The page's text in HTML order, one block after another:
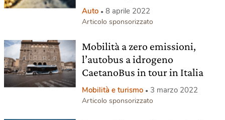
Auto 8 aprile 2022
Articolo sponsorizzato
Mobilità a zero emissioni,
l’autobus a idrogeno
CaetanoBus in tour in Italia
Mobilità e turismo 3 marzo 2022
Articolo sponsorizzato